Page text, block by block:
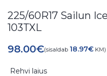
225/60R17 Sailun
103TXL
98.00€(sisaldab 18.97€ KM)
Rehvi laius